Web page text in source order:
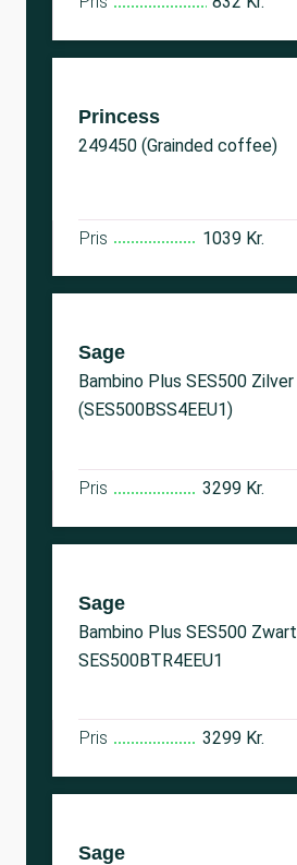
Princess
249450 (Grainded coffee)
Pris 1039 Kr.
Sage
Bambino Plus SES500 Zilver
(SES500BSS4EEU1)
Pris 3299 Kr.
Sage
Bambino Plus SES500 Zwart
SES500BTR4EEU1
Pris 3299 Kr.
Sage